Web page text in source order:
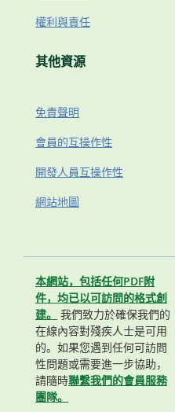
權利與責任
其他資源
免責聲明
會員的互操作性
開發人員互操作性
網站地圖
本網站，包括任何PDF附
件，均已以可訪問的格式創
建。
我們致力於確保我們的
在線內容對殘疾人士是可用
的。如果您遇到任何可訪問
性問題或需要進一步協助，
請隨時聯繫我們的會員服務
團隊。